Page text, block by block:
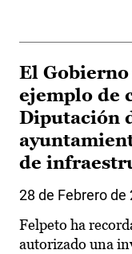
El
ejemplo de
Diputación
de
28 de Febrero de
Felpeto ha
autorizado una